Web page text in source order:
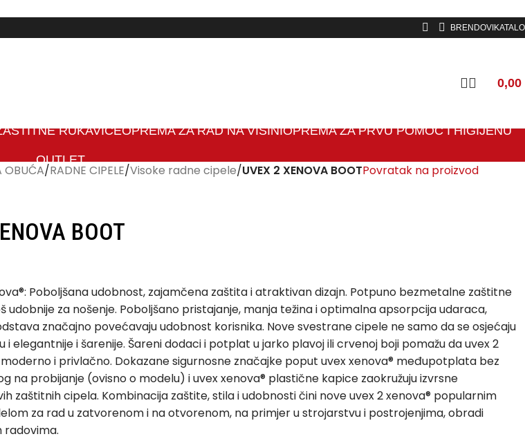
BRENDOVI
0,00
RUKAVICEOPREMA ZA RAD NA VISINIOPREMA ZA PRVU POMOĆ I HIGIJENU
OUTLET
OBUĆA/RADNE CIPELE/Visoke radne cipele/UVEX 2 XENOVA BOOTPovratak na proizvod
BOOT
Poboljšana udobnost, zajamčena zaštita i atraktivan dizajn. Potpuno bezmetalne zaštitne
udobnije za nošenje. Poboljšano pristajanje, manja težina i optimalna apsorpcija udaraca,
značajno povećavaju udobnost korisnika. Nove svestrane cipele ne samo da se osjećaju
i elegantnije i šarenije. Šareni dodaci i potplat u jarko plavoj ili crvenoj boji pomažu da uvex 2
i privlačno. Dokazane sigurnosne značajke poput uvex xenova® međupotplata bez
na probijanje (ovisno o modelu) i uvex xenova® plastične kapice zaokružuju izvrsne
zaštitnih cipela. Kombinacija zaštite, stila i udobnosti čini nove uvex 2 xenova® popularnim
za rad u zatvorenom i na otvorenom, na primjer u strojarstvu i postrojenjima, obradi
radovima.